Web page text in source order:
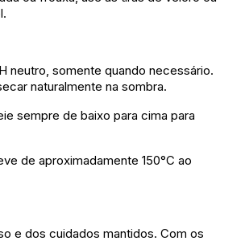
neutro, somente quando necessário.
naturalmente na sombra.
sempre de baixo para cima para
de aproximadamente 150°C ao
e dos cuidados mantidos. Com os